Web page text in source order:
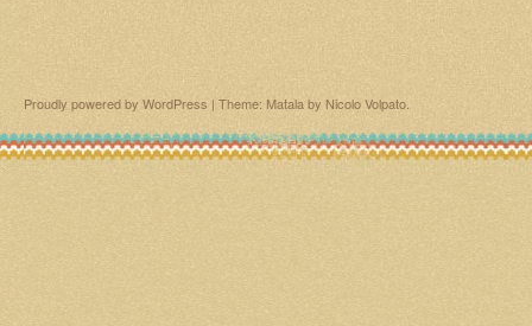
Proudly powered by WordPress | Theme: Matala by Nicolo Volpato